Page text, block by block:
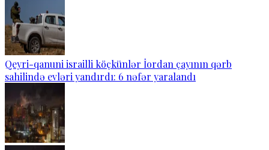
Qeyri-qanuni israilli köçkünlər İordan çayının qərb
sahilində evləri yandırdı: 6 nəfər yaralandı